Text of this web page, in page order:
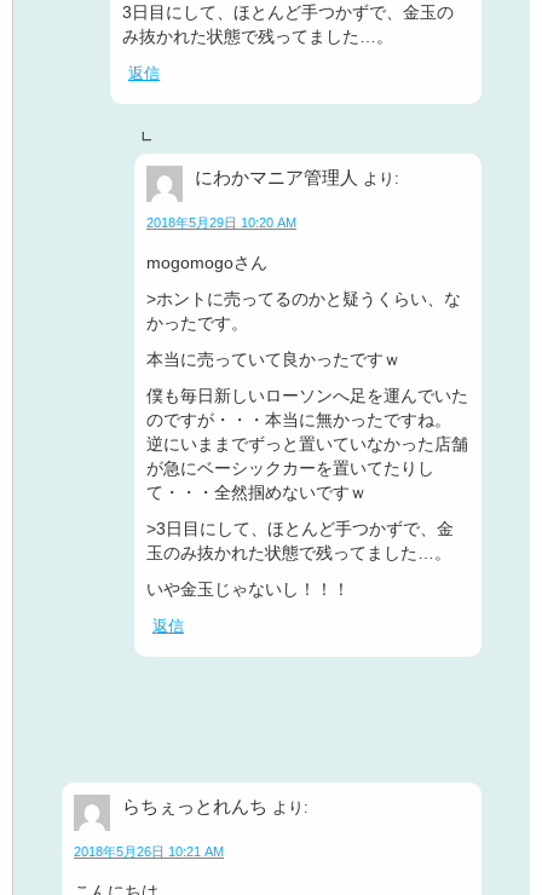
3日目にして、ほとんど手つかずで、金玉の
み抜かれた状態で残ってました…。
返信
にわかマニア管理人 より:
2018年5月29日 10:20 AM
mogomogoさん
>ホントに売ってるのかと疑うくらい、な
かったです。
本当に売っていて良かったですｗ
僕も毎日新しいローソンへ足を運んでいた
のですが・・・本当に無かったですね。
逆にいままでずっと置いていなかった店舗
が急にベーシックカーを置いてたりし
て・・・全然掴めないですｗ
>3日目にして、ほとんど手つかずで、金
玉のみ抜かれた状態で残ってました…。
いや金玉じゃないし！！！
返信
らちぇっとれんち より:
2018年5月26日 10:21 AM